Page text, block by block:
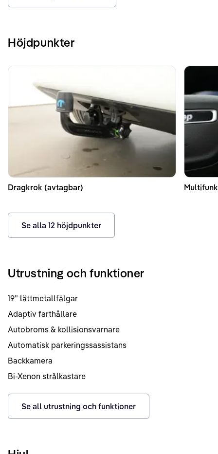
Höjdpunkter
Dragkrok (avtagbar)
Se alla 12 höjdpunkter
Utrustning och funktioner
19” lättmetallfälgar
Adaptiv farthållare
Autobroms & kollisionsvarnare
Automatisk parkeringssassistans
Backkamera
Bi-Xenon strålkastare
Se all utrustning och funktioner